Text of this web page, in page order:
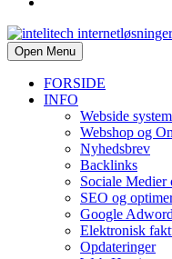
Open Menu
FORSIDE
INFO
Webside system
Webshop og
Nyhedsbrev
Backlinks
Sociale Medier
SEO og
Google
Elektronisk
Opdateringer